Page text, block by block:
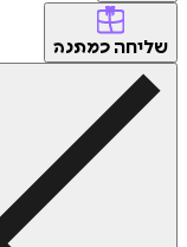
שליחה כמתנה